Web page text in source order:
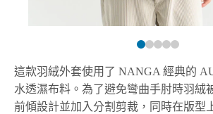
這款羽絨外套使用了 NANGA 經典的
水透濕布料。為了避免彎曲手肘時羽絨
前傾設計並加入分割剪裁，同時在版型